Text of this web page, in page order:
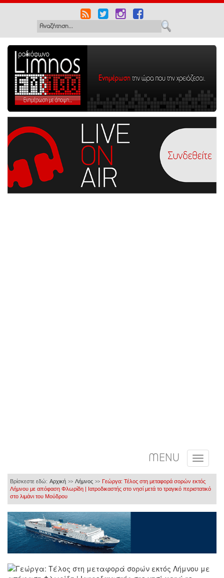
MENU
Βρίσκεστε εδώ: Αρχική >> Λήμνος >> Γεώργα: Τέλος στη μεταφορά σορών εκτός
Λήμνου με απόφαση Φλωρίδη | Ιατροδικαστής στο νησί μετά το τραγικό περιστατικό
στο λιμάνι του Μούδρου